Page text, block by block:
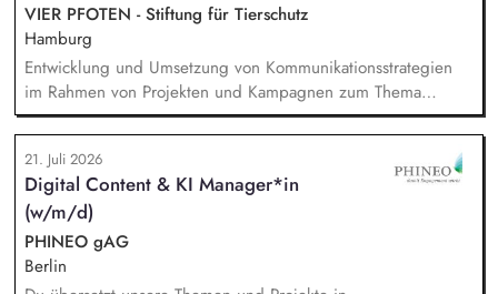
VIER PFOTEN - Stiftung für Tierschutz
Hamburg
Entwicklung und Umsetzung von Kommunikationsstrategien
im Rahmen von Projekten und Kampagnen zum Thema
Tierschutz. Aufbau und Pflege eines starken, einheitlichen
Markenauftritts von VIER PFOTEN Deutschland. Entwicklung
von Social-Media-Strategien und Zielgruppen-Definitionen.
Monitoring externer Trends, um aufkommende Themen
frühzeitig zu erkennen und zeitnahe, wirkungsvolle
Kommunikationsstrategien zu gewährleisten. Budgetplanung
und Kostenstellenmanagement. Fachliche Führung der
Mitarbeitenden (Öffentlichkeitsarbeit, Brand und Content,
21. Juli 2026
Digital Content & KI Manager*in
(w/m/d)
PHINEO gAG
Berlin